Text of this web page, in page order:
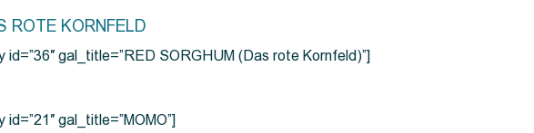
ROTE KORNFELD
id=”36″ gal_title=”RED SORGHUM (Das rote Kornfeld)”]
gal_title=”MOMO”]